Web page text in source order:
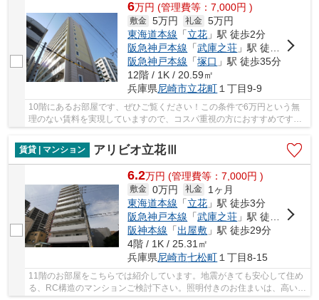
6万円 (管理費等：7,000円 )
敷金 5万円 礼金 5万円
東海道本線 「立花 」駅 徒歩2分
阪急神戸本線 「武庫之荘 」駅 徒歩26分
阪急神戸本線 「塚口 」駅 徒歩35分
12階 / 1K / 20.59㎡
兵庫県尼崎市立花町 １丁目9-9
10階にあるお部屋です、ぜひご覧ください！この条件で6万円という無
理のない賃料を実現していますので、コスパ重視の方におすすめです！
賃貸 | マンション
アリビオ立花Ⅲ
6.2万円 (管理費等：7,000円 )
敷金 0万円 礼金
1ヶ月
東海道本線 「立花 」駅 徒歩3分
阪急神戸本線 「武庫之荘 」駅 徒歩30分
阪神本線 「出屋敷 」駅 徒歩29分
4階 / 1K / 25.31㎡
兵庫県尼崎市七松町 １丁目8-15
11階のお部屋をこちらでは紹介しています。地震がきても安心して住め
る、RC構造のマンションご検討下さい。照明付きのお住まいは、高いニ